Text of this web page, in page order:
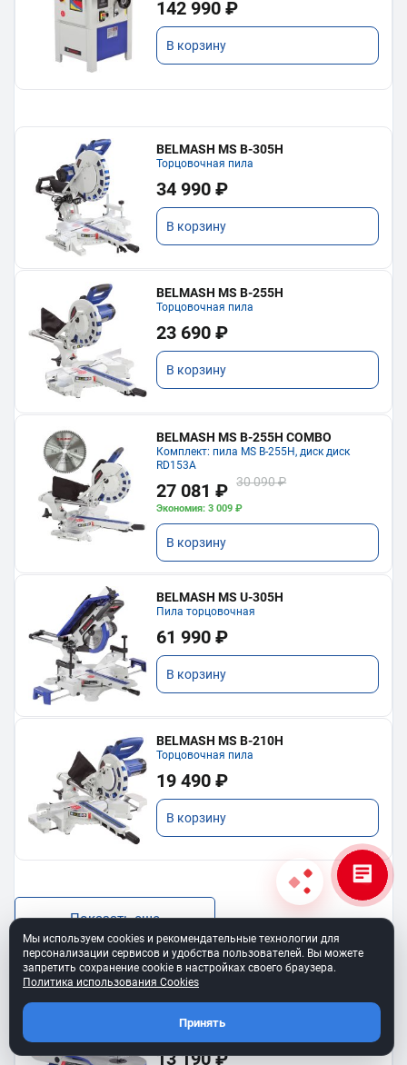
142 990 ₽
В корзину
BELMASH MS B-305H
Торцовочная пила
34 990 ₽
В корзину
BELMASH MS B-255H
Торцовочная пила
23 690 ₽
В корзину
BELMASH MS B-255H COMBO
Комплект: пила MS B-255H, диск диск
RD153A
27 081 ₽ 30 090 ₽
Экономия: 3 009 ₽
В корзину
BELMASH MS U-305H
Пила торцовочная
61 990 ₽
В корзину
BELMASH MS B-210H
Торцовочная пила
19 490 ₽
В корзину
Показать еще
BELMASH SS-400VS
Лобзиковый станок
13 190 ₽
Мы используем cookies и рекомендательные технологии для
персонализации сервисов и удобства пользователей. Вы можете
запретить сохранение cookie в настройках своего браузера.
Политика использования Cookies
Принять